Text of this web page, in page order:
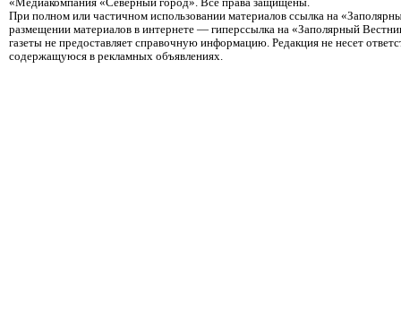
«Медиакомпания «Северный город». Все права защищены.
При полном или частичном использовании материалов ссылка на
размещении материалов в интернете — гиперссылка на «Заполярный
газеты не предоставляет справочную информацию. Редакция не несет
содержащуюся в рекламных объявлениях.